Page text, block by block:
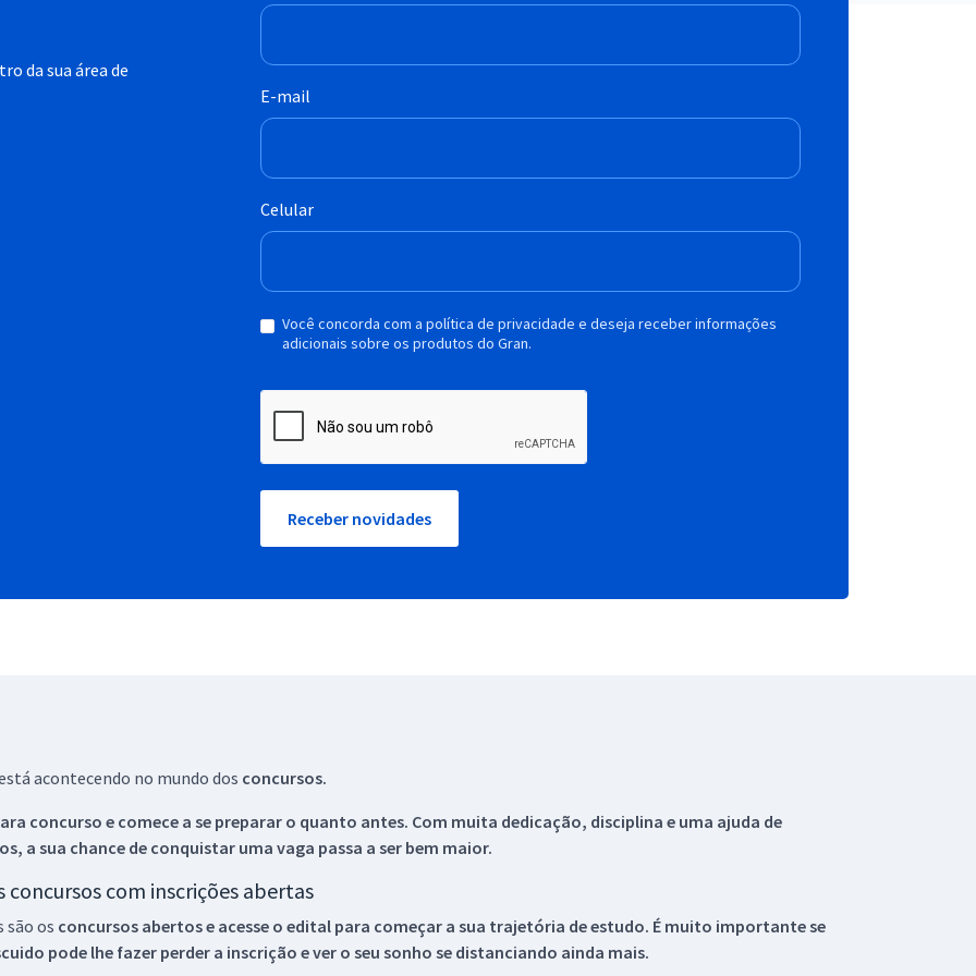
da sua área de
E-mail
Celular
Você concorda com a política de privacidade e deseja receber informações
adicionais sobre os produtos do Gran.
Receber novidades
acontecendo no mundo dos concursos.
concurso e comece a se preparar o quanto antes. Com muita dedicação, disciplina e uma ajuda de
a sua chance de conquistar uma vaga passa a ser bem maior.
com inscrições abertas
são os concursos abertos e acesse o edital para começar a sua trajetória de estudo. É muito importante se
pode lhe fazer perder a inscrição e ver o seu sonho se distanciando ainda mais.